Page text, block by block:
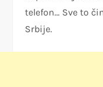
telefon… Sve to
Srbije.